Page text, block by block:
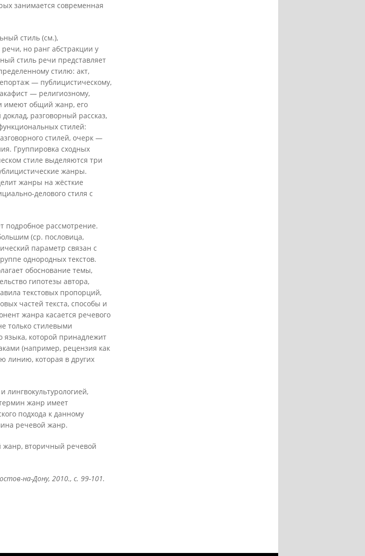
занимается современная
стиль (см.),
речи, но ранг абстракции у
стиль речи представляет
стилю: акт,
— публицистическому,
— религиозному,
имеют общий жанр, его
разговорный рассказ,
стилей:
стилей, очерк —
Группировка сходных
стиле выделяются три
жанры.
жанры на жёсткие
делового стиля с
подробное рассмотрение.
(ср. пословица,
параметр связан с
однородных текстов.
обоснование темы,
гипотезы автора,
текстовых пропорций,
частей текста, способы и
жанра касается речевого
только стилевыми
языка, которой принадлежит
(например, рецензия как
линию, которая в других
жанр имеет
подхода к данному
речевой жанр.
жанр, вторичный речевой
на-Дону, 2010., с. 99-101.